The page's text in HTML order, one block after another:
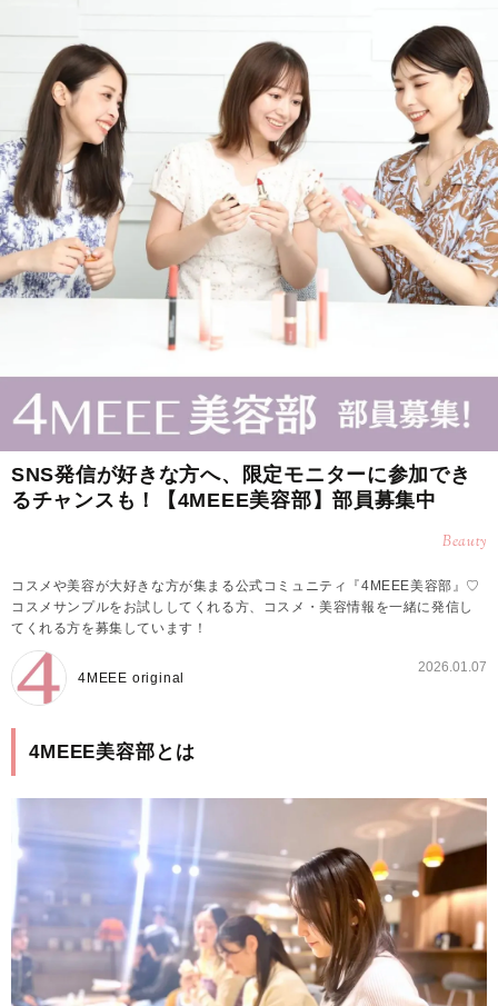
SNS発信が好きな方へ、限定モニターに参加でき
るチャンスも！【4MEEE美容部】部員募集中
Beauty
コスメや美容が大好きな方が集まる公式コミュニティ『4MEEE美容部』♡
コスメサンプルをお試ししてくれる方、コスメ・美容情報を一緒に発信し
てくれる方を募集しています！
4MEEE original
2026.01.07
4MEEE美容部とは